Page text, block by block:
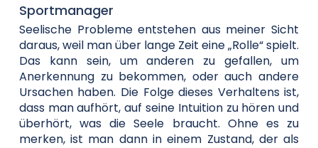
Soforthilfe
Über uns
Kontakt
Sportmanager
Seelische Probleme entstehen aus meiner Sicht
daraus, weil man über lange Zeit eine „Rolle“ spielt.
Das kann sein, um anderen zu gefallen, um
Anerkennung zu bekommen, oder auch andere
Ursachen haben. Die Folge dieses Verhaltens ist,
dass man aufhört, auf seine Intuition zu hören und
überhört, was die Seele braucht. Ohne es zu
merken, ist man dann in einem Zustand, der als